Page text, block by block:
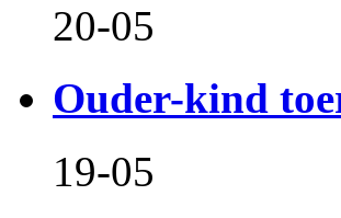
20-05
Ouder-kind
19-05